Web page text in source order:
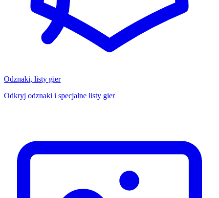
Odznaki, listy gier
Odkryj odznaki i specjalne listy gier